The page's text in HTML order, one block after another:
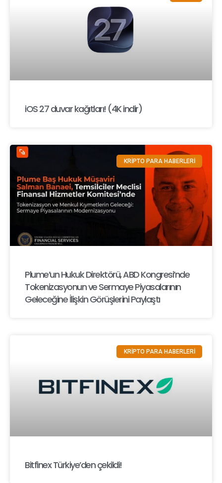
iOS 27 duvar kağıtları! (4K indir)
KRİPTO PARA HABERLERİ
Plume’un Hukuk Direktörü, ABD Kongresi’nde
Tokenizasyonun ve Sermaye Piyasalarının
Geleceğine İlişkin Görüşlerini Paylaştı
KRİPTO PARA HABERLERİ
Bitfinex Türkiye’den çekildi!